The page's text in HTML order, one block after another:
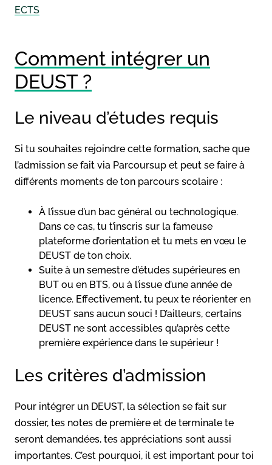
ECTS
Comment intégrer un
DEUST ?
Le niveau d’études requis
Si tu souhaites rejoindre cette formation, sache que
l’admission se fait via Parcoursup et peut se faire à
différents moments de ton parcours scolaire :
À l’issue d’un bac général ou technologique.
Dans ce cas, tu t’inscris sur la fameuse
plateforme d’orientation et tu mets en vœu le
DEUST de ton choix.
Suite à un semestre d’études supérieures en
BUT ou en BTS, ou à l’issue d’une année de
licence. Effectivement, tu peux te réorienter en
DEUST sans aucun souci ! D’ailleurs, certains
DEUST ne sont accessibles qu’après cette
première expérience dans le supérieur !
Les critères d’admission
Pour intégrer un DEUST, la sélection se fait sur
dossier, tes notes de première et de terminale te
seront demandées, tes appréciations sont aussi
importantes. C’est pourquoi, il est important pour toi